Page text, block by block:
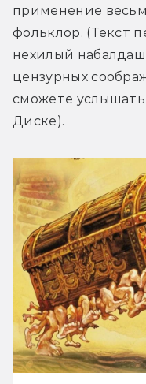
применение
фольклор. (Текст
нехилый
цензурных
сможете
Диске).